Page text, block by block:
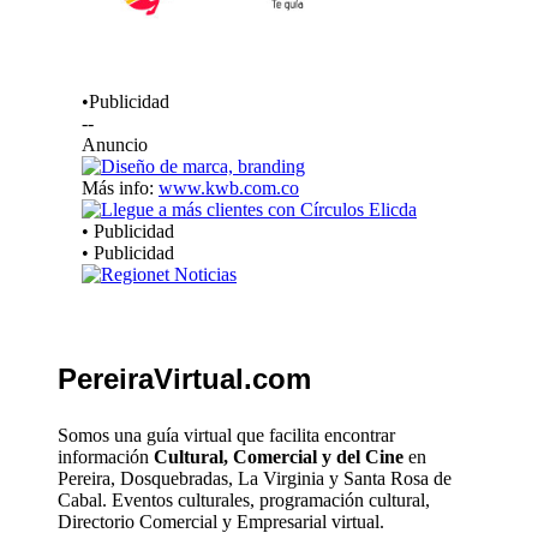
•Publicidad
--
Anuncio
Más info: www.kwb.com.co
• Publicidad
• Publicidad
PereiraVirtual.com
Somos una guía virtual que facilita encontrar
información Cultural, Comercial y del Cine en
Pereira, Dosquebradas, La Virginia y Santa Rosa de
Cabal. Eventos culturales, programación cultural,
Directorio Comercial y Empresarial virtual.